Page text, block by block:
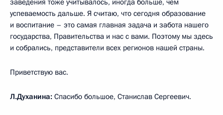
успеваемость дальше. Я считаю, что сегодня образование
и воспитание – это самая главная задача и забота нашего
государства, Правительства и нас с вами. Поэтому мы здесь
и собрались, представители всех регионов нашей страны.
Приветствую вас.
Л.Духанина: Спасибо большое, Станислав Сергеевич.